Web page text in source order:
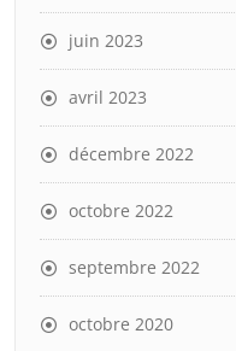
juin 2023
avril 2023
décembre 2022
octobre 2022
septembre 2022
octobre 2020